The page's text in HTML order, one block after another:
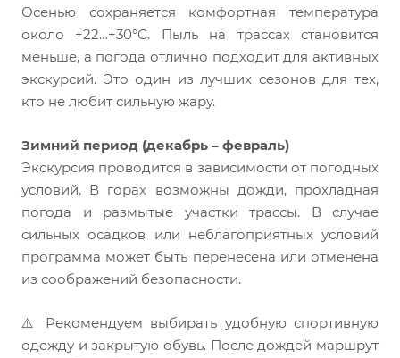
Осенью сохраняется комфортная температура
около +22…+30°C. Пыль на трассах становится
меньше, а погода отлично подходит для активных
экскурсий. Это один из лучших сезонов для тех,
кто не любит сильную жару.
Зимний период (декабрь – февраль)
Экскурсия проводится в зависимости от погодных
условий. В горах возможны дожди, прохладная
погода и размытые участки трассы. В случае
сильных осадков или неблагоприятных условий
программа может быть перенесена или отменена
из соображений безопасности.
⚠️ Рекомендуем выбирать удобную спортивную
одежду и закрытую обувь. После дождей маршрут